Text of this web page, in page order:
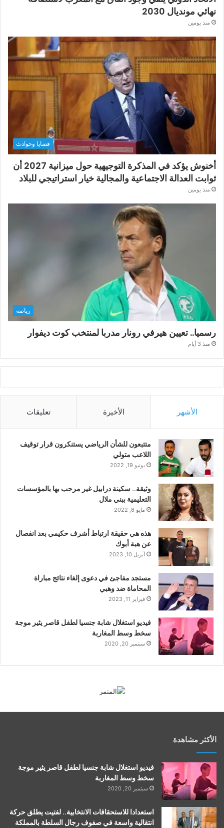
نهائي مونديال 2030
منذ يومين
قضايا وحوادث
أخنوش يؤكد في المذكرة التوجيهية حول ميزانية 2027 أن
ثوابت العدالة الاجتماعية والمجالية خيار استراتيجي للبلاد
منذ يومين
رياضة
رسميا.. تعيين هيرفي رونار مدربا لمنتخب كوت ديفوار
منذ 3 أيام
الأشهر الأخيرة تعليقات
متتبعون للشأن الرياضي يستنكرون قرار توقيف
اللاعب متولي
يونيو 19, 2022
وثيقة.. سكينة درابيل غير مرحب بها بالمؤسسات
التعليمية ببني ملال
مايو 6, 2022
هذه هي حقيقة ارتباط أشرف حكيمي بعد انفصال
عن هبة أبوك
أبريل 10, 2023
مستجد مفاجئ في دعوى إلغاء نتائج مباراة
المحاماة ضد وهبي
فبراير 11, 2023
فيديو استغلال شابة جنسيا لطفل قاصر يثير موجة
سخط وسط المغاربة
سبتمبر 20, 2020
الأكثر مشاهدة
فيديو استغلال شابة جنسيا لطفل قاصر يثير موجة
سخط وسط المغاربة
سبتمبر 20, 2020
استعدادا للاستحقاقات الانتخابية.. لفتيت يطلق حركة
انتقالية واسعة في صفوف رجال السلطة بالمملكة